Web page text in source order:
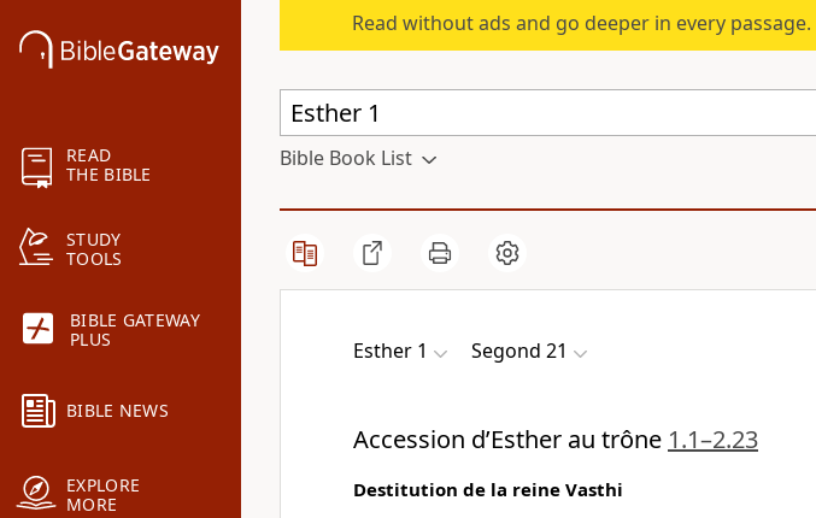
READ
THE BIBLE
STUDY
TOOLS
BIBLE GATEWAY
PLUS
BIBLE NEWS
EXPLORE
MORE
Read without ads and go deeper in every passage.
Bible Book List
Esther 1 Segond 21
Accession d’Esther au trône 1.1–2.23
Destitution de la reine Vasthi